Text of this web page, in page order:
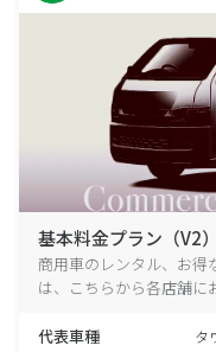
基本料金プラン（V2）
商用車のレンタル、お得
は、こちらから各店舗に
代表車種 タ